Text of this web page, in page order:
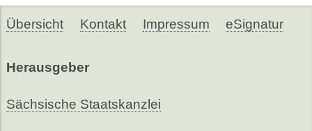
Übersicht Kontakt Impressum eSignatur
Herausgeber
Sächsische Staatskanzlei